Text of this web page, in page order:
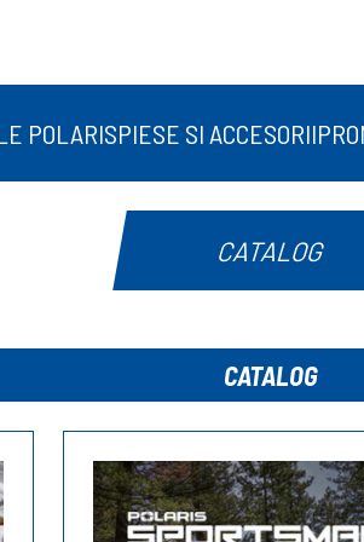
POLARISPIESE SI ACCESORII
CATALOG
CATALOG